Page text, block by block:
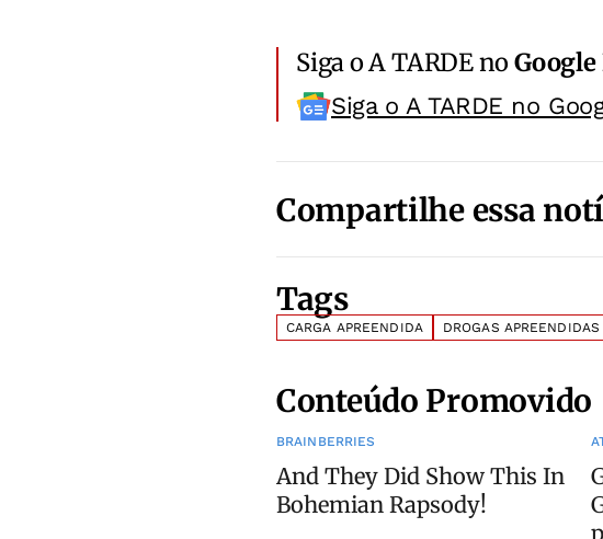
Siga o A TARDE no
Siga o A TARDE no
Compartilhe essa
Tags
CARGA APREENDIDA DROGAS APREENDIDAS